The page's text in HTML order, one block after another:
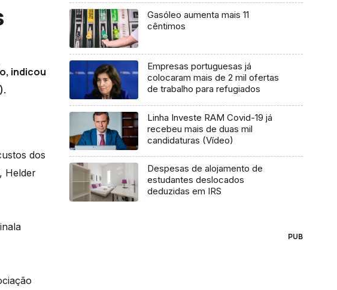
indicou
dos
Helder
Gasóleo aumenta mais 11
cêntimos
Empresas portuguesas já
colocaram mais de 2 mil ofertas
de trabalho para refugiados
Linha Investe RAM Covid-19 já
recebeu mais de duas mil
candidaturas (Vídeo)
Despesas de alojamento de
estudantes deslocados
deduzidas em IRS
PUB